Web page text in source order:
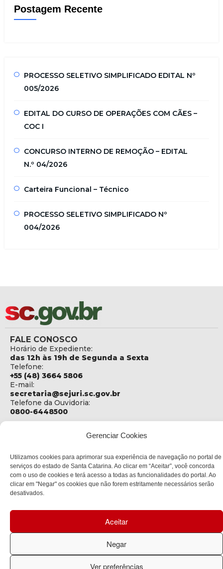
Gerenciar Cookies
Utilizamos cookies para aprimorar sua experiência de navegação no portal de
serviços do estado de Santa Catarina. Ao clicar em “Aceitar”, você concorda
com o uso de cookies e terá acesso a todas as funcionalidades do portal. Ao
clicar em "Negar" os cookies que não forem estritamente necessários serão
desativados.
Aceitar
Negar
Ver preferências
Postagem Recente
PROCESSO SELETIVO SIMPLIFICADO EDITAL Nº
005/2026
EDITAL DO CURSO DE OPERAÇÕES COM CÃES –
COC I
CONCURSO INTERNO DE REMOÇÃO – EDITAL
N.º 04/2026
Carteira Funcional – Técnico
PROCESSO SELETIVO SIMPLIFICADO Nº
004/2026
FALE CONOSCO
Horário de Expediente:
das 12h às 19h de Segunda a Sexta
Telefone:
+55 (48) 3664 5806
E-mail:
secretaria@sejuri.sc.gov.br
Telefone da Ouvidoria:
0800-6448500
SEJURI - Secretaria de Estado de Justiça e Reintegração
Rua Fúlvio Aducci, 1214 - Loja 06
Bairro:
Estreito - Florianópolis - SC
CEP:
Santa Catarina |Desenvolvedor: CIASC